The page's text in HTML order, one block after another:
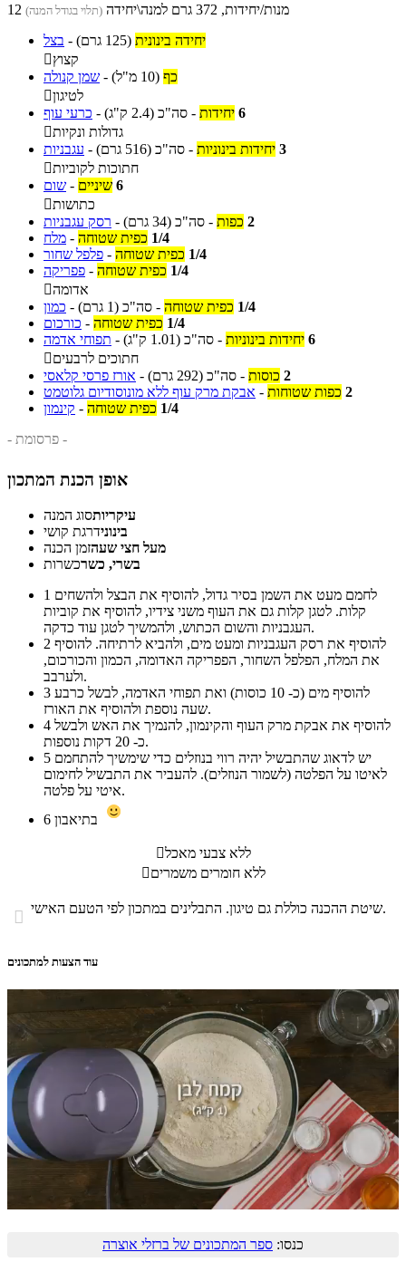
12 מנות/יחידות, 372 גרם למנה\יחידה (תלוי בגודל המנה)
בצל - יחידה בינונית (125 גרם)
קצוץ
שמן קנולה - כף (10 מ"ל)
לטיגון
כרעי עוף - 6 יחידות - סה"כ (2.4 ק"ג)
גדולות ונקיות
עגבניות - 3 יחידות בינוניות - סה"כ (516 גרם)
חתוכות לקוביות
שום - 6 שיניים
כתושות
רסק עגבניות - 2 כפות - סה"כ (34 גרם)
מלח - 1/4 כפית שטוחה
פלפל שחור - 1/4 כפית שטוחה
פפריקה - 1/4 כפית שטוחה
אדומה
כמון - 1/4 כפית שטוחה - סה"כ (1 גרם)
כורכום - 1/4 כפית שטוחה
תפוחי אדמה - 6 יחידות בינוניות - סה"כ (1.01 ק"ג)
חתוכים לרבעים
אורז פרסי קלאסי - 2 כוסות - סה"כ (292 גרם)
אבקת מרק עוף ללא מונוסודיום גלוטמט - 2 כפות שטוחות
קינמון - 1/4 כפית שטוחה
- פרסומת -
אופן הכנת המתכון
עיקריותסוג המנה
בינונידרגת קושי
מעל חצי שעהזמן הכנה
בשרי, כשרכשרות
1
קלות. לטגן קלות גם את העוף משני צידיו, להוסיף את קוביות
העגבניות והשום הכתוש, ולהמשיך לטגן עוד כדקה.
2
את המלח, הפלפל השחור, הפפריקה האדומה, הכמון והכורכום,
ולערבב.
3
שעה נוספת ולהוסיף את האורז.
4
כ- 20 דקות נוספות.
5
לאיטו על הפלטה (לשמור הנוזלים). להעביר את התבשיל לחימום
איטי על פלטה.
6
ללא צבעי מאכל
ללא חומרים משמרים
 שיטת ההכנה כוללת גם טיגון. התבלינים במתכון לפי הטעם האישי.
עוד הצעות למתכונים
כנסו: ספר המתכונים של ברזלי אוצרה